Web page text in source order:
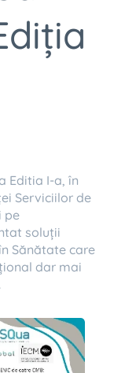
Editia I-a, în
Serviciilor de
pe
soluții
Sănătate care
dar mai